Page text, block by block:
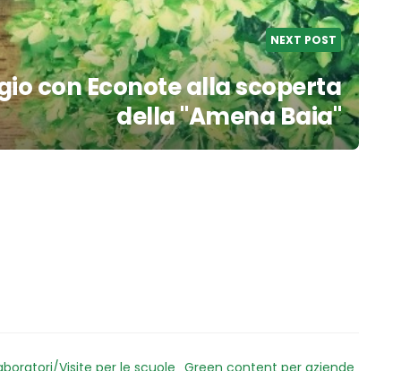
NEXT POST
con Econote alla scoperta
della "Amena Baia"
Visite per le scuole Green content per aziende